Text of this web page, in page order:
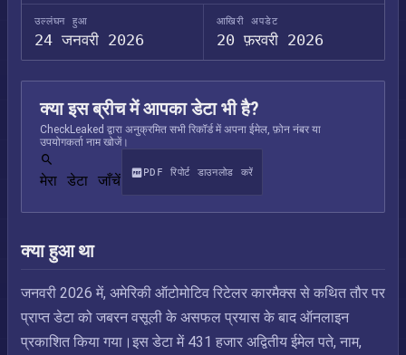
उल्लंघन हुआ
24 जनवरी 2026
आखिरी अपडेट
20 फ़रवरी 2026
क्या इस ब्रीच में आपका डेटा भी है?
CheckLeaked द्वारा अनुक्रमित सभी रिकॉर्ड में अपना ईमेल, फ़ोन नंबर या
उपयोगकर्ता नाम खोजें।
मेरा डेटा जाँचें PDF रिपोर्ट डाउनलोड करें
क्या हुआ था
जनवरी 2026 में, अमेरिकी ऑटोमोटिव रिटेलर कारमैक्स से कथित तौर पर
प्राप्त डेटा को जबरन वसूली के असफल प्रयास के बाद ऑनलाइन
प्रकाशित किया गया।इस डेटा में 431 हजार अद्वितीय ईमेल पते, नाम,